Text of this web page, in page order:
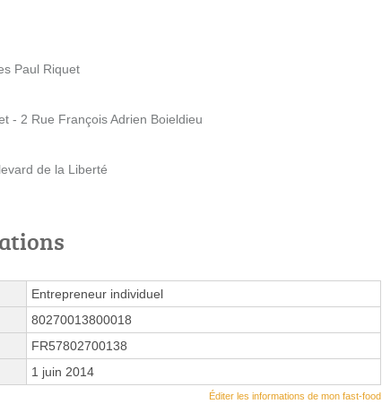
Paul Riquet
- 2 Rue François Adrien Boieldieu
de la Liberté
Entrepreneur individuel
80270013800018
FR57802700138
1 juin 2014
Éditer les informations de mon fast-food